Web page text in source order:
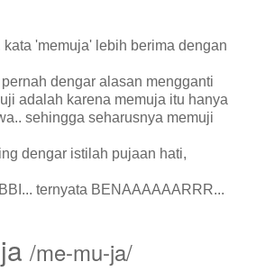
kata 'memuja' lebih berima dengan
dengar alasan mengganti
adalah karena memuja itu hanya
sehingga seharusnya memuji
dengar istilah pujaan hati,
ternyata BENAAAAAARRR...
/me-mu-ja/